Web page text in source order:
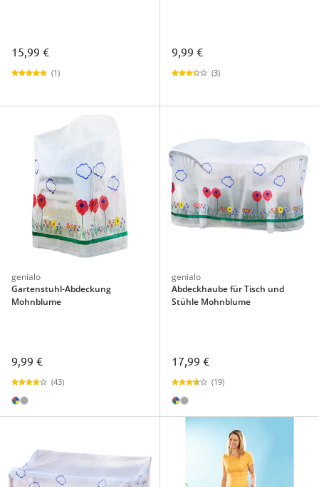
15,99 €
(1)
9,99 €
(3)
genialo
Gartenstuhl-Abdeckung
Mohnblume
9,99 €
(43)
genialo
Abdeckhaube für Tisch und
Stühle Mohnblume
17,99 €
(19)